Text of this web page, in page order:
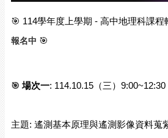
🎯 114學年度上學期 - 高中地理科課程
報名中 🎯
🎯 場次一: 114.10.15（三）9:00~12:30
主題: 遙測基本原理與遙測影像資料蒐